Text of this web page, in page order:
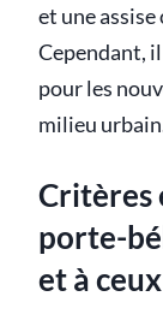
et une
Cependant,
pour les
milieu
Critères
porte-
et à